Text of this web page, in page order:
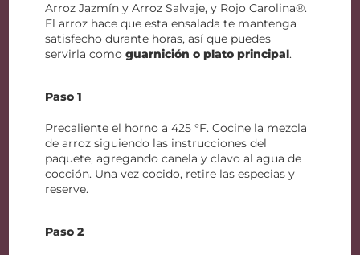
Arroz Jazmín y Arroz Salvaje, y Rojo Carolina®.
El arroz hace que esta ensalada te mantenga
satisfecho durante horas, así que puedes
servirla comoguarnición o plato principal.
Paso 1
Precaliente el horno a 425 °F. Cocine la mezcla
de arroz siguiendo las instrucciones del
paquete, agregando canela y clavo al agua de
cocción. Una vez cocido, retire las especias y
reserve.
Paso 2